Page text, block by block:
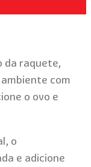
da raquete,
com
o ovo e
o
e adicione